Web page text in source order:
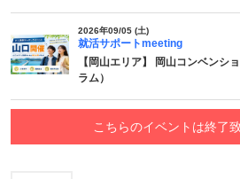
2026年09/05 (土)
就活サポートmeeting
【岡山エリア】 岡山コンベンシ
ラム）
こちらのイベントは終了